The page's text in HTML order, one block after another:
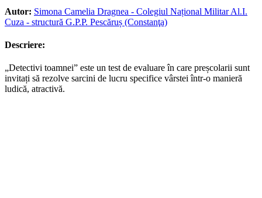
Autor: Simona Camelia Dragnea - Colegiul Național Militar Al.I.
Cuza - structură G.P.P. Pescăruș (Constanţa)
Descriere:
„Detectivi toamnei” este un test de evaluare în care preșcolarii sunt
invitați să rezolve sarcini de lucru specifice vârstei într-o manieră
ludică, atractivă.